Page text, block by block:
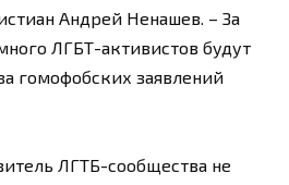
Андрей Ненашев. – За
ЛГБТ-активистов будут
гомофобских заявлений
ЛГТБ-сообщества не